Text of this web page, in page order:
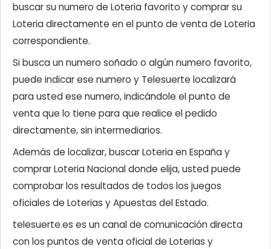
buscar su numero de Loteria favorito y comprar su
Loteria directamente en el punto de venta de Loteria
correspondiente.
Si busca un numero soñado o algún numero favorito,
puede indicar ese numero y Telesuerte localizará
para usted ese numero, indicándole el punto de
venta que lo tiene para que realice el pedido
directamente, sin intermediarios.
Además de localizar, buscar Loteria en España y
comprar Loteria Nacional donde elija, usted puede
comprobar los resultados de todos los juegos
oficiales de Loterias y Apuestas del Estado.
telesuerte.es es un canal de comunicación directa
con los puntos de venta oficial de Loterias y